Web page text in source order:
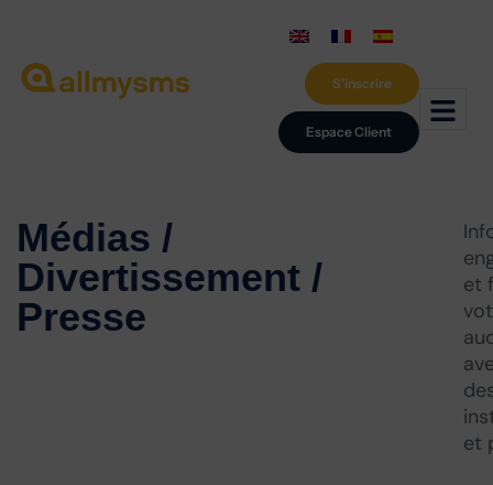
Espace Client
S'inscrire
Médias /
Divertissement /
Presse
et
et